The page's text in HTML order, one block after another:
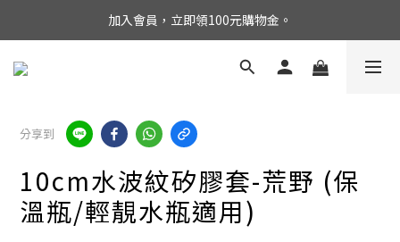
加入會員，立即領100元購物金。
分享到
10cm水波紋矽膠套-荒野 (保
溫瓶/輕靚水瓶適用)